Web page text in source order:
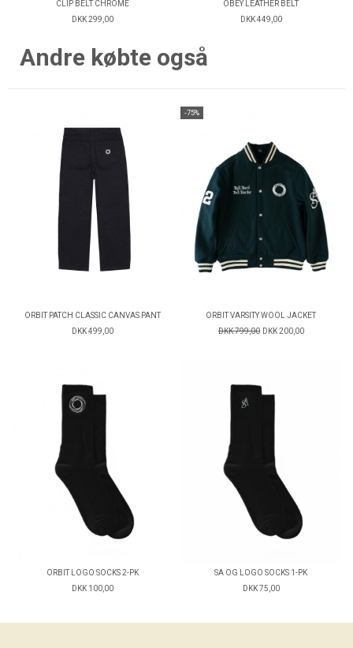
CLIP BELT CHROME
DKK 299,00
OBEY LEATHER BELT
DKK 449,00
Andre købte også
ORBIT PATCH CLASSIC CANVAS PANT
DKK 499,00
-75%
ORBIT VARSITY WOOL JACKET
DKK 799,00 DKK 200,00
ORBIT LOGO SOCKS 2-PK
DKK 100,00
SA OG LOGO SOCKS 1-PK
DKK 75,00